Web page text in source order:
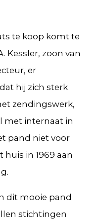
te koop komt te
Kessler, zoon van
er
hij zich sterk
zendingswerk,
met internaat in
pand niet voor
in 1969 aan
dit mooie pand
stichtingen